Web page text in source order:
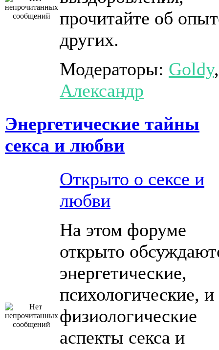
прочитайте об
других.
Модераторы: Goldy,
Александр
Энергетические тайны
секса и любви
Открыто о сексе и
любви
На этом форуме
открыто
энергетические,
психологические, и
физиологические
аспекты секса и